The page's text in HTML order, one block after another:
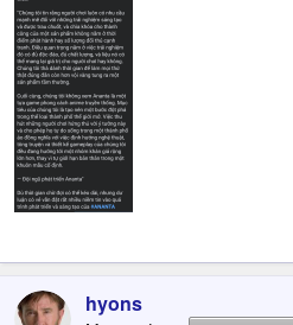
hyons